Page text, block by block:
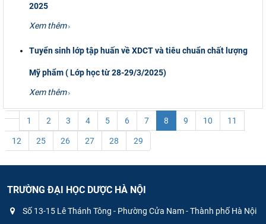
2025
Xem thêm
Tuyển sinh lớp tập huấn về XDCT và tiêu chuẩn chất lượng
Mỹ phẩm ( Lớp học từ 28-29/3/2025)
Xem thêm
1 2 3 4 5 6 7 8 9 10 11
12 25 26 27 28 29
TRƯỜNG ĐẠI HỌC DƯỢC HÀ NỘI
Số 13-15 Lê Thánh Tông - Phường Cửa Nam - Thành phố Hà Nội